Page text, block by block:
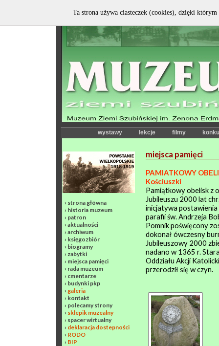
wystawy lekcje filmy
› strona główna
› historia muzeum
› patron
› aktualności
› archiwum
› księgozbiór
› biogramy
› zabytki
› miejsca pamięci
› rada muzeum
› cmentarze
› budynki pkp
› galeria
› kontakt
› polecamy strony
› sklepik muzealny
› spacer wirtualny
› deklaracja dostepności
› RODO
› BIP
miejsca pamięci
PAMIATKOWY
Kościuszki
Pamiątkowy obelisk z
Jubileuszu 2000 lat
inicjatywa
parafii św. Andrzeja
Pomnik poświęcony
dokonał ówczesny
Jubileuszowy 2000
nadano w 1365 r.
Oddziału Akcji
przerodził się w czyn.
Ta strona używa ciasteczek (cookies), dzięki